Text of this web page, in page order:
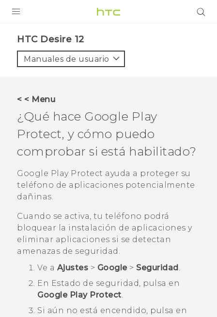
VIVE
VIVERSE
AYUDA
Dispositivos y accesorios HTC
Iniciar sesión
HTC Desire 12‎
Manuales de usuario
< < Menu
¿Qué hace Google Play
Protect, y cómo puedo
comprobar si está habilitado?
Google Play Protect ayuda a proteger su
teléfono de aplicaciones potencialmente
dañinas.
Cuando se activa, tu teléfono podrá
bloquear la instalación de aplicaciones y
eliminar aplicaciones si se detectan
amenazas de seguridad.
Ve a Ajustes > Google> Seguridad .
En Estado de seguridad, pulsa en
Google Play Protect.
Si aún no está encendido, pulsa en